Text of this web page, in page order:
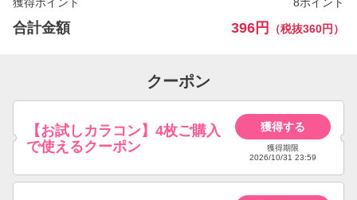
合計金額 396円 （税抜360円）
クーポン
【お試しカラコン】4枚ご購入
で使えるクーポン
獲得する
獲得期限
2026/10/31 23:59